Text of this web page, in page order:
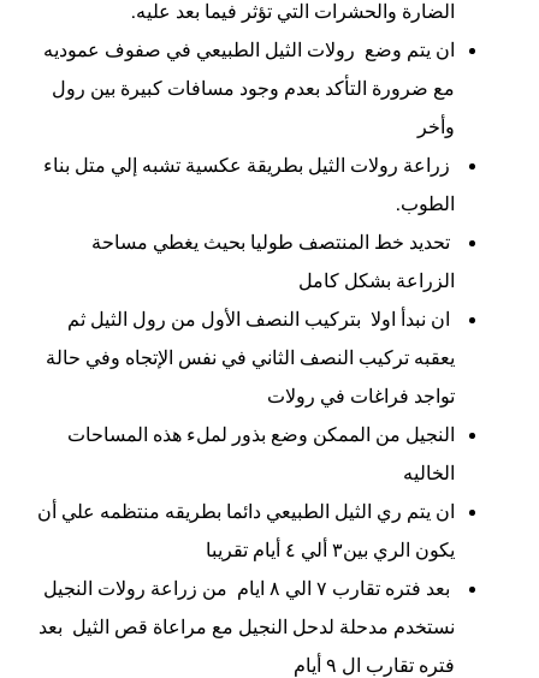
الضارة والحشرات التي تؤثر فيما بعد عليه.
ان يتم وضع رولات الثيل الطبيعي في صفوف عموديه
مع ضرورة التأكد بعدم وجود مسافات كبيرة بين رول
وأخر
زراعة رولات الثيل بطريقة عكسية تشبه إلي متل بناء
الطوب.
تحديد خط المنتصف طوليا بحيث يغطي مساحة
الزراعة بشكل كامل
ان نبدأ اولا بتركيب النصف الأول من رول الثيل ثم
يعقبه تركيب النصف الثاني في نفس الإتجاه وفي حالة
تواجد فراغات في رولات
النجيل من الممكن وضع بذور لملء هذه المساحات
الخاليه
ان يتم ري الثيل الطبيعي دائما بطريقه منتظمه علي أن
يكون الري بين٣ ألي ٤ أيام تقريبا
بعد فتره تقارب ٧ الي ٨ ايام من زراعة رولات النجيل
نستخدم مدحلة لدحل النجيل مع مراعاة قص الثيل بعد
فتره تقارب ال ٩ أيام